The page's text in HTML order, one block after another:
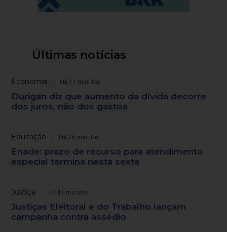
Últimas notícias
Economia Há 11 minutos
Durigan diz que aumento da dívida decorre
dos juros, não dos gastos
Educação Há 25 minutos
Enade: prazo de recurso para atendimento
especial termina nesta sexta
Justiça Há 41 minutos
Justiças Eleitoral e do Trabalho lançam
campanha contra assédio